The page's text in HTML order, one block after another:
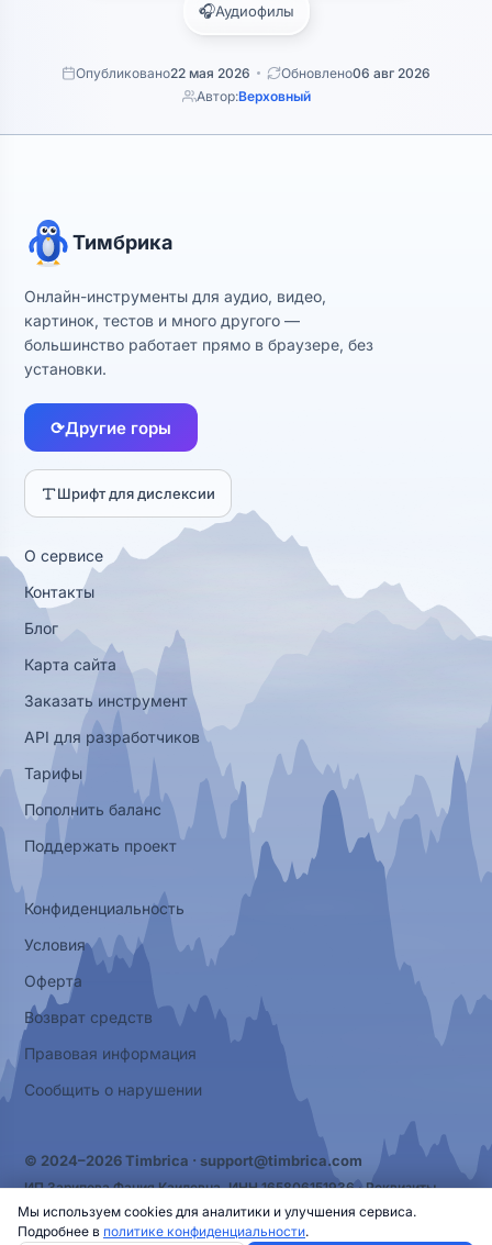
🎧Аудиофилы
Опубликовано22 мая 2026 Обновлено06 авг 2026
Автор:Верховный
Тимбрика
Онлайн-инструменты для аудио, видео,
картинок, тестов и много другого —
большинство работает прямо в браузере, без
установки.
⟳Другие горы
Шрифт для дислексии
О сервисе
Контакты
Блог
Карта сайта
Заказать инструмент
API для разработчиков
Тарифы
Пополнить баланс
Поддержать проект
Конфиденциальность
Условия
Оферта
Возврат средств
Правовая информация
Сообщить о нарушении
© 2024–2026 Timbrica · support@timbrica.com
ИП Зарипова Фания Каилевна, ИНН 165806151936 ·Реквизиты
Мы используем cookies для аналитики и улучшения сервиса.
Подробнее в политике конфиденциальности.